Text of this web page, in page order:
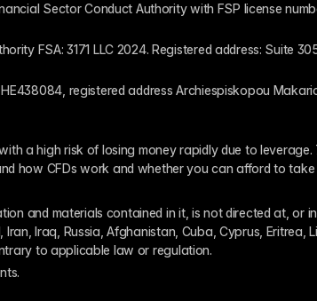
Sector Conduct Authority with FSP license
FSA: 3171 LLC 2024. Registered address: Suite
registered address Archiespiskopou
a high risk of losing money rapidly due to
how CFDs work and whether you can afford to
and materials contained in it, is not directed at,
Iraq, Russia, Afghanistan, Cuba, Cyprus,
to applicable law or regulation.